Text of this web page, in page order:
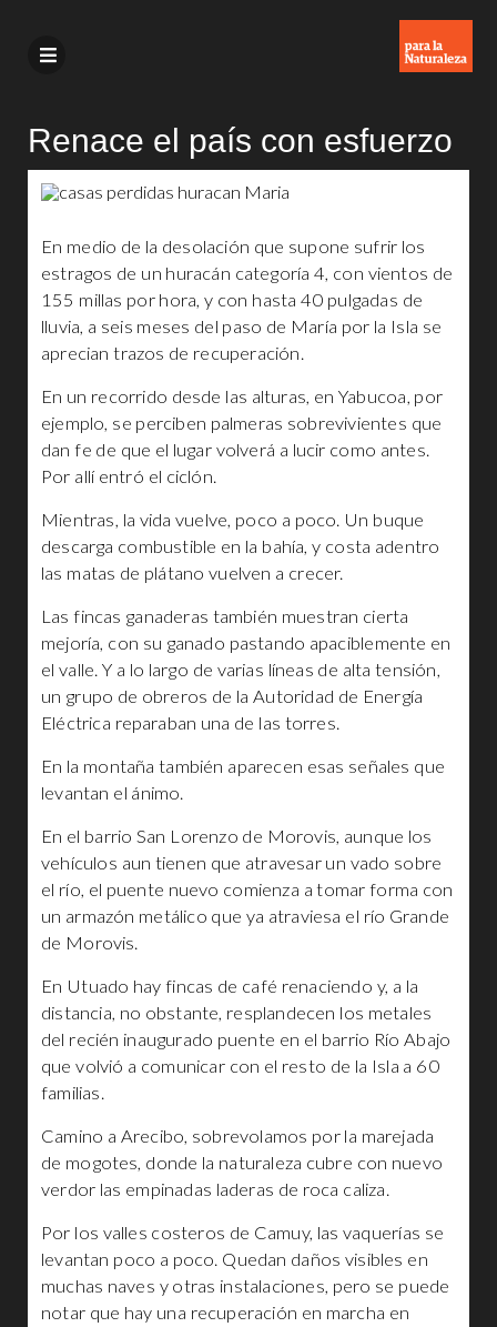
Renace el país con esfuerzo
En medio de la desolación que supone sufrir los
estragos de un huracán categoría 4, con vientos de
155 millas por hora, y con hasta 40 pulgadas de
lluvia, a seis meses del paso de María por la Isla se
aprecian trazos de recuperación.
En un recorrido desde las alturas, en Yabucoa, por
ejemplo, se perciben palmeras sobrevivientes que
dan fe de que el lugar volverá a lucir como antes.
Por allí entró el ciclón.
Mientras, la vida vuelve, poco a poco. Un buque
descarga combustible en la bahía, y costa adentro
las matas de plátano vuelven a crecer.
Las fincas ganaderas también muestran cierta
mejoría, con su ganado pastando apaciblemente en
el valle. Y a lo largo de varias líneas de alta tensión,
un grupo de obreros de la Autoridad de Energía
Eléctrica reparaban una de las torres.
En la montaña también aparecen esas señales que
levantan el ánimo.
En el barrio San Lorenzo de Morovis, aunque los
vehículos aun tienen que atravesar un vado sobre
el río, el puente nuevo comienza a tomar forma con
un armazón metálico que ya atraviesa el río Grande
de Morovis.
En Utuado hay fincas de café renaciendo y, a la
distancia, no obstante, resplandecen los metales
del recién inaugurado puente en el barrio Río Abajo
que volvió a comunicar con el resto de la Isla a 60
familias.
Camino a Arecibo, sobrevolamos por la marejada
de mogotes, donde la naturaleza cubre con nuevo
verdor las empinadas laderas de roca caliza.
Por los valles costeros de Camuy, las vaquerías se
levantan poco a poco. Quedan daños visibles en
muchas naves y otras instalaciones, pero se puede
notar que hay una recuperación en marcha en